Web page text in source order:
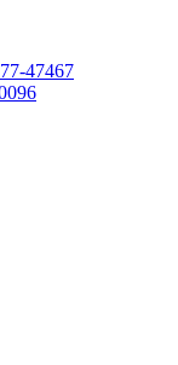
47467